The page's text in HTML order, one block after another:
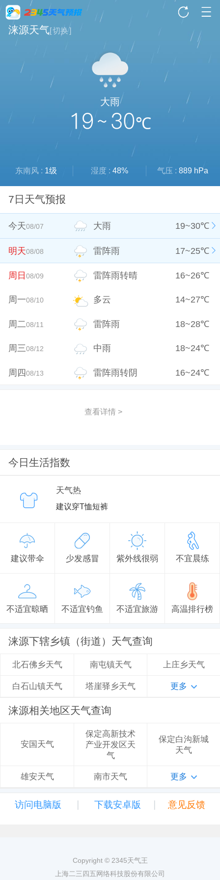
涞源天气[切换]
大雨
19 ~ 30℃
东南风 : 1级 湿度 : 48% 气压 : 889 hPa
7日天气预报
今天08/07 大雨 19~30℃
明天08/08 雷阵雨 17~25℃
周日08/09 雷阵雨转晴 16~26℃
周一08/10 多云 14~27℃
周二08/11 雷阵雨 18~28℃
周三08/12 中雨 18~24℃
周四08/13 雷阵雨转阴 16~24℃
查看详情 >
今日生活指数
天气热
建议穿T恤短裤
建议带伞 少发感冒 紫外线很弱 不宜晨练
不适宜晾晒 不适宜钓鱼 不适宜旅游 高温排行榜
涞源下辖乡镇（街道）天气查询
北石佛乡天气 南屯镇天气 上庄乡天气
白石山镇天气 塔崖驿乡天气 更多
涞源相关地区天气查询
安国天气
保定高新技术
产业开发区天
气
保定白沟新城
天气
雄安天气 南市天气 更多
访问电脑版 | 下载安卓版 | 意见反馈
Copyright © 2345天气王
上海二三四五网络科技股份有限公司